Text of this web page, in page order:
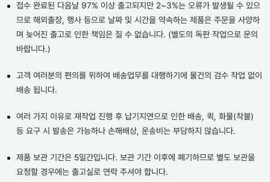
접수 완료된 다음날 97% 이상 출고되지만 2~3%는 오류가 발생될 수 있으
므로 해외출장, 행사 등으로 날짜 및 시간을 약속하는 제품은 주문을 사양하
며 늦어진 출고로 인한 책임은 질 수 없습니다. (별도의 독판 작업으로 문의
바랍니다.)
고객 여러분의 편의를 위하여 배송업무를 대행하기에 물건의 검수 작업 없이
배송 됩니다.
여러 가지 이유로 재작업 진행 후 납기지연으로 인한 배송, 퀵, 화물(착불)
등 요구 시 발송은 가능하나 손해배상, 운송비는 부담하지 않습니다.
제품 보관 기간은 5일간입니다. 보관 기간 이후에 폐기하므로 별도 보관을
요청할 경우에는 출고실로 연락 주셔야 합니다.